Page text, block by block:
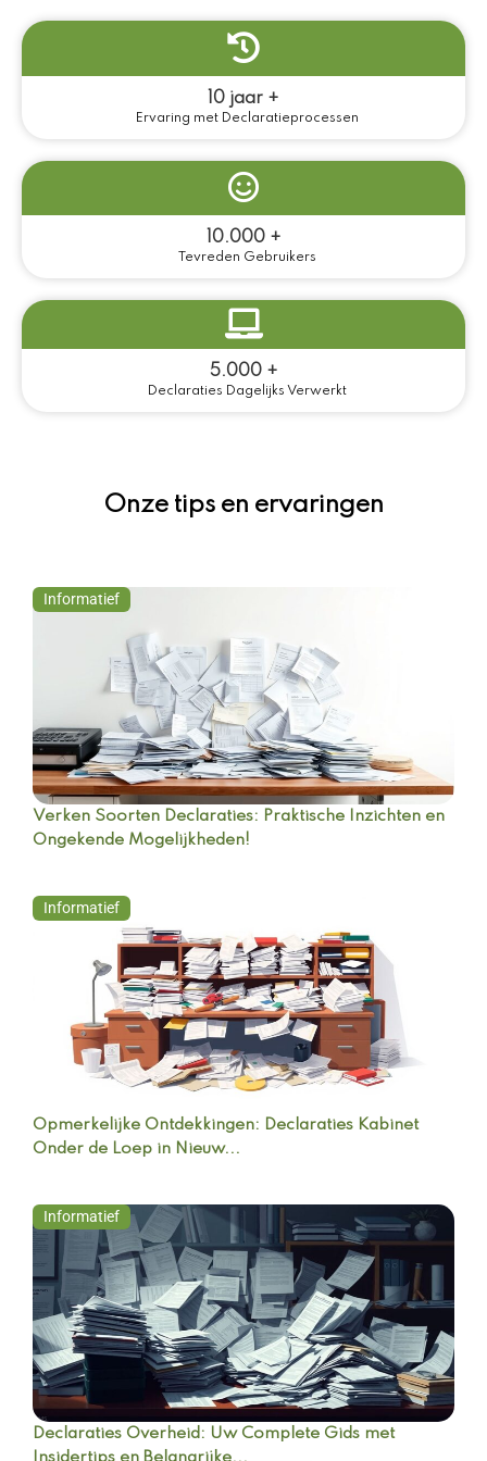
10 jaar +
Ervaring met Declaratieprocessen
10.000 +
Tevreden Gebruikers
5.000 +
Declaraties Dagelijks Verwerkt
Onze tips en ervaringen
Informatief
Verken Soorten Declaraties: Praktische Inzichten en
Ongekende Mogelijkheden!
Informatief
Opmerkelijke Ontdekkingen: Declaraties Kabinet
Onder de Loep in Nieuw...
Informatief
Declaraties Overheid: Uw Complete Gids met
Insidertips en Belangrijke...